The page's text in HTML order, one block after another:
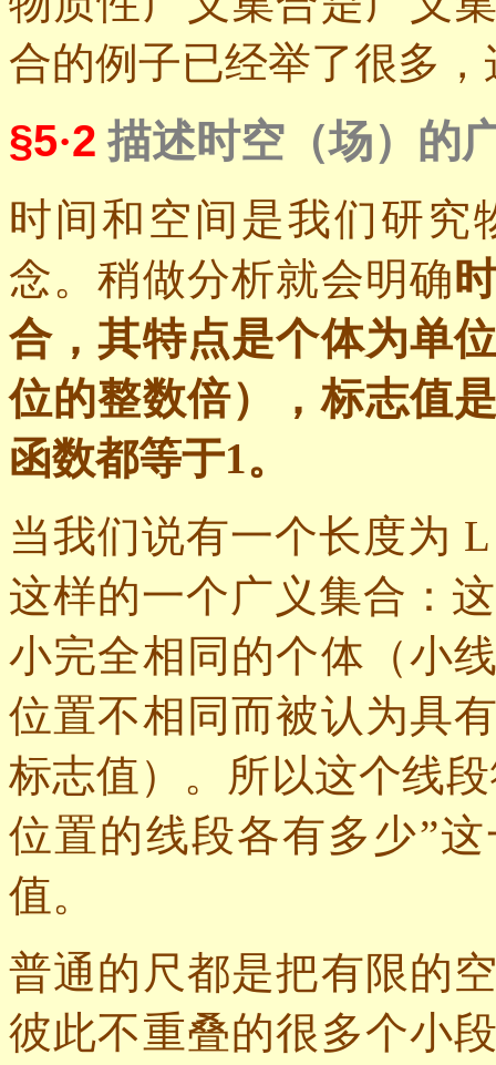
合的例子已经举了很多
§5·2 描述时空（场）的
时间和空间是我们研究
念。稍做分析就会明确
合，其特点是个体为单
位的整数倍），标志值
函数都等于1。
当我们说有一个长度为
这样的一个广义集合：
小完全相同的个体（小
位置不相同而被认为具
标志值）。所以这个线
位置的线段各有多少”
值。
普通的尺都是把有限的
彼此不重叠的很多个小